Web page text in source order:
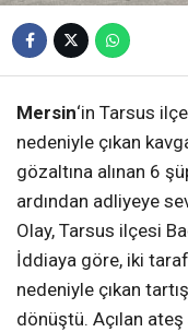
Mersin‘in Tarsus
nedeniyle çıkan
gözaltına alınan 6
ardından adliyeye
Olay, Tarsus ilçesi
İddiaya göre, iki
nedeniyle çıkan
dönüştü. Açılan